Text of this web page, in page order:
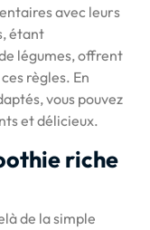
avec leurs
étant
légumes, offrent
règles. En
vous pouvez
et délicieux.
riche
de la simple